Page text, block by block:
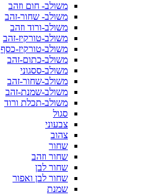
משולב- חום וזהב
משולב- שחור-זהב
משולב-ורוד וזהב
משולב-טורקיז-זהב
משולב-טורקיז-כסף
משולב-כתום-זהב
משולב-ססגוני
משולב-שחור-זהב
משולב-שמנת-זהב
משולב-תכלת ורוד
סגול
צבעוני
צהוב
שחור
שחור וזהב
שחור לבן
שחור לבן ואפור
שמנת